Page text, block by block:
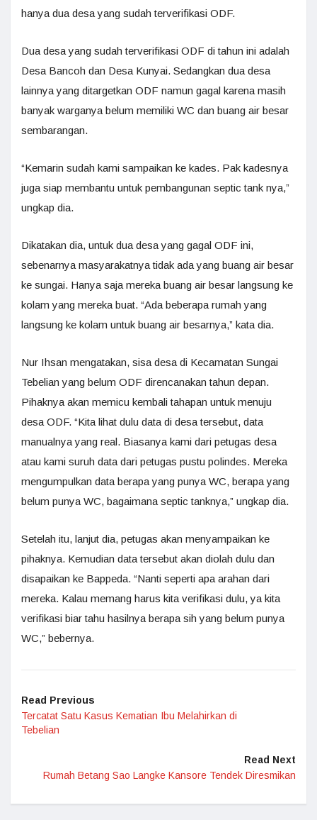
hanya dua desa yang sudah terverifikasi ODF.
Dua desa yang sudah terverifikasi ODF di tahun ini adalah
Desa Bancoh dan Desa Kunyai. Sedangkan dua desa
lainnya yang ditargetkan ODF namun gagal karena masih
banyak warganya belum memiliki WC dan buang air besar
sembarangan.
“Kemarin sudah kami sampaikan ke kades. Pak kadesnya
juga siap membantu untuk pembangunan septic tank nya,”
ungkap dia.
Dikatakan dia, untuk dua desa yang gagal ODF ini,
sebenarnya masyarakatnya tidak ada yang buang air besar
ke sungai. Hanya saja mereka buang air besar langsung ke
kolam yang mereka buat. “Ada beberapa rumah yang
langsung ke kolam untuk buang air besarnya,” kata dia.
Nur Ihsan mengatakan, sisa desa di Kecamatan Sungai
Tebelian yang belum ODF direncanakan tahun depan.
Pihaknya akan memicu kembali tahapan untuk menuju
desa ODF. “Kita lihat dulu data di desa tersebut, data
manualnya yang real. Biasanya kami dari petugas desa
atau kami suruh data dari petugas pustu polindes. Mereka
mengumpulkan data berapa yang punya WC, berapa yang
belum punya WC, bagaimana septic tanknya,” ungkap dia.
Setelah itu, lanjut dia, petugas akan menyampaikan ke
pihaknya. Kemudian data tersebut akan diolah dulu dan
disapaikan ke Bappeda. “Nanti seperti apa arahan dari
mereka. Kalau memang harus kita verifikasi dulu, ya kita
verifikasi biar tahu hasilnya berapa sih yang belum punya
WC,” bebernya.
Read Previous
Tercatat Satu Kasus Kematian Ibu Melahirkan di
Tebelian
Read Next
Rumah Betang Sao Langke Kansore Tendek Diresmikan